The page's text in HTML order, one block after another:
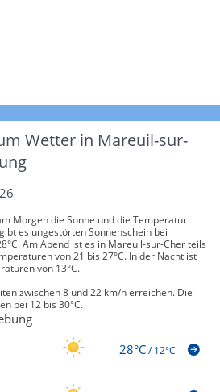
Wetter in Mareuil-sur-
Morgen die Sonne und die Temperatur
es ungestörten Sonnenschein bei
Am Abend ist es in Mareuil-sur-Cher teils
von 21 bis 27°C. In der Nacht ist
von 13°C.
zwischen 8 und 22 km/h erreichen. Die
bei 12 bis 30°C.
28°C/12°C